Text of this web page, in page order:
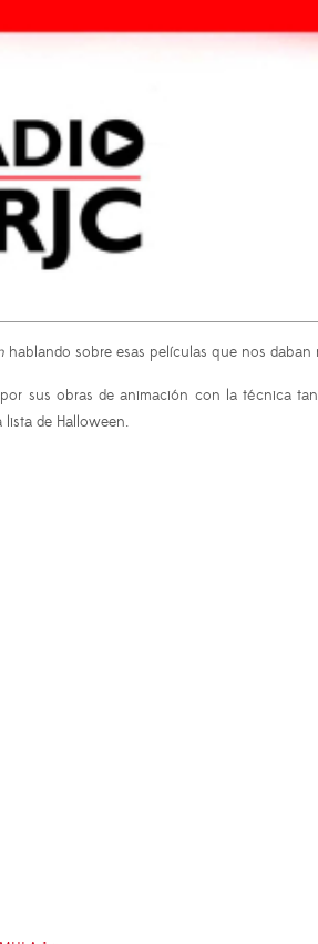
hablando sobre esas películas que nos
sus obras de animación con la técnica
de Halloween.